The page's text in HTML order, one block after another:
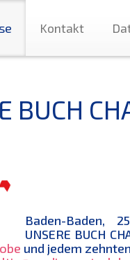
Kontakt
BUCH
Baden-Baden,
UNSERE BUCH
und jedem